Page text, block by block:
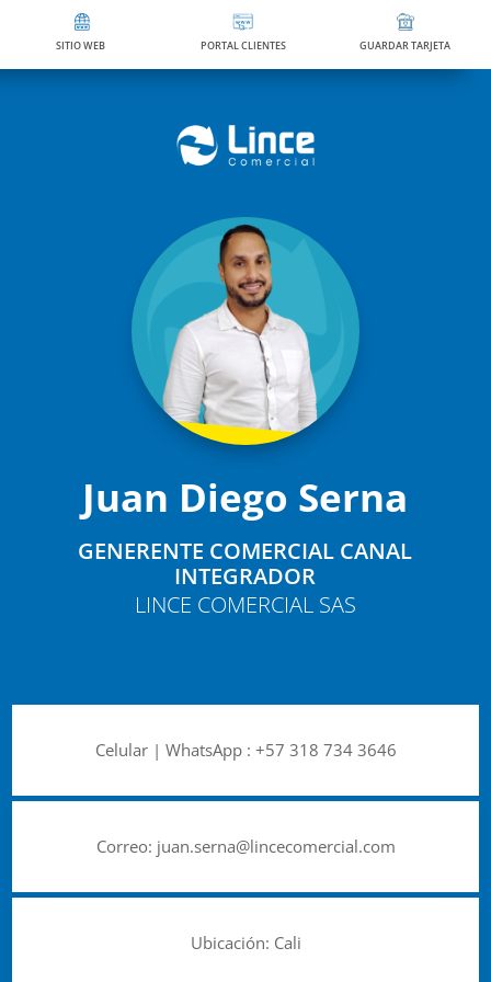
SITIO WEB PORTAL CLIENTES GUARDAR TARJETA
Juan Diego Serna
GENERENTE COMERCIAL CANAL
INTEGRADOR
LINCE COMERCIAL SAS
Celular | WhatsApp : +57 318 734 3646
Correo: juan.serna@lincecomercial.com
Ubicación: Cali